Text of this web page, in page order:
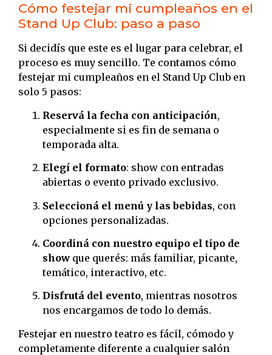
Cómo festejar mi cumpleaños en el
Stand Up Club: paso a paso
Si decidís que este es el lugar para celebrar, el
proceso es muy sencillo. Te contamos cómo
festejar mi cumpleaños en el Stand Up Club en
solo 5 pasos:
Reservá la fecha con anticipación,
especialmente si es fin de semana o
temporada alta.
Elegí el formato: show con entradas
abiertas o evento privado exclusivo.
Seleccioná el menú y las bebidas, con
opciones personalizadas.
Coordiná con nuestro equipo el tipo de
show que querés: más familiar, picante,
temático, interactivo, etc.
Disfrutá del evento, mientras nosotros
nos encargamos de todo lo demás.
Festejar en nuestro teatro es fácil, cómodo y
completamente diferente a cualquier salón